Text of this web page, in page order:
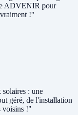
ADVENIR pour
!"
: une
géré, de l'installation
voisins !"